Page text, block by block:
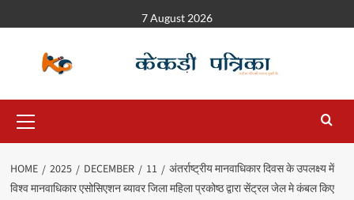
7 August 2026
HOME 2025 DECEMBER 11
अंतर्राष्ट्रीय मानवाधिकार दिवस के उपलक्ष्य में
विश्व मानवाधिकार एसोसिएशन ब्यावर जिला महिला प्रकोष्ठ द्वारा सेंट्रल जेल मे कंबल किए